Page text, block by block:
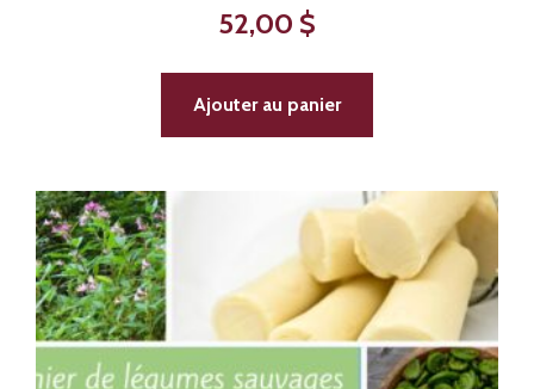
52,00 $
Ajouter au panier